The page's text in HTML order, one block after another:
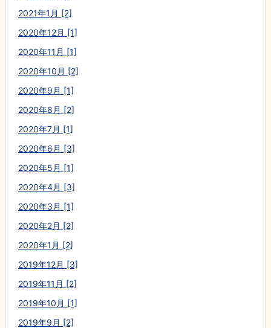
2021年1月 [2]
2020年12月 [1]
2020年11月 [1]
2020年10月 [2]
2020年9月 [1]
2020年8月 [2]
2020年7月 [1]
2020年6月 [3]
2020年5月 [1]
2020年4月 [3]
2020年3月 [1]
2020年2月 [2]
2020年1月 [2]
2019年12月 [3]
2019年11月 [2]
2019年10月 [1]
2019年9月 [2]